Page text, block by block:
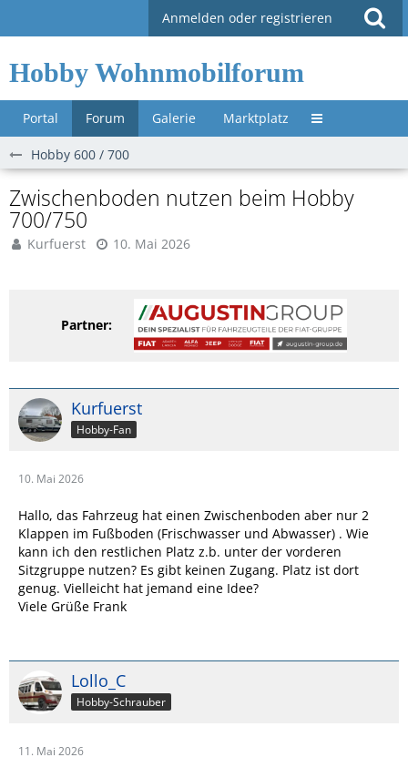
Anmelden oder registrieren
Hobby Wohnmobilforum
Portal Forum Galerie Marktplatz Untermenü »
Hobby 600 / 700
Zwischenboden nutzen beim Hobby
700/750
Kurfuerst 10. Mai 2026
Partner:
Kurfuerst
Hobby-Fan
10. Mai 2026
Hallo, das Fahrzeug hat einen Zwischenboden aber nur 2
Klappen im Fußboden (Frischwasser und Abwasser) . Wie
kann ich den restlichen Platz z.b. unter der vorderen
Sitzgruppe nutzen? Es gibt keinen Zugang. Platz ist dort
genug. Vielleicht hat jemand eine Idee?
Viele Grüße Frank
Lollo_C
Hobby-Schrauber
11. Mai 2026